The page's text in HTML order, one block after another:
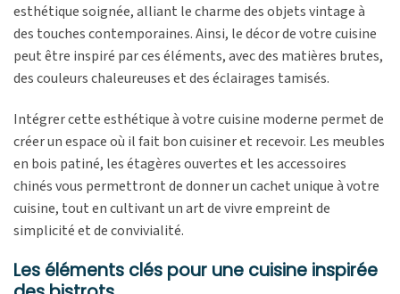
esthétique soignée, alliant le charme des objets vintage à
des touches contemporaines. Ainsi, le décor de votre cuisine
peut être inspiré par ces éléments, avec des matières brutes,
des couleurs chaleureuses et des éclairages tamisés.
Intégrer cette esthétique à votre cuisine moderne permet de
créer un espace où il fait bon cuisiner et recevoir. Les meubles
en bois patiné, les étagères ouvertes et les accessoires
chinés vous permettront de donner un cachet unique à votre
cuisine, tout en cultivant un art de vivre empreint de
simplicité et de convivialité.
Les éléments clés pour une cuisine inspirée